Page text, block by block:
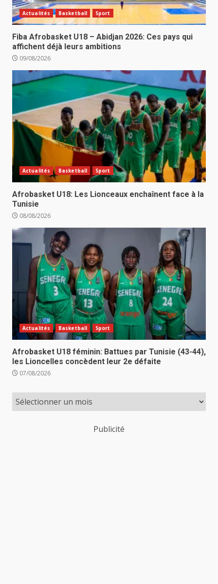
Actualités Basketball Sport
Fiba Afrobasket U18 – Abidjan 2026: Ces pays qui
affichent déjà leurs ambitions
09/08/2026
Actualités Basketball Sport
Afrobasket U18: Les Lionceaux enchaînent face à la
Tunisie
08/08/2026
Actualités Basketball Sport
Afrobasket U18 féminin: Battues par Tunisie (43-44),
les Lioncelles concèdent leur 2e défaite
07/08/2026
Publicité